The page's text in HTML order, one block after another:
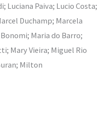
Luciana Paiva; Lucio Costa;
Duchamp; Marcela
Maria do Barro;
Mary Vieira; Miguel Rio
Milton